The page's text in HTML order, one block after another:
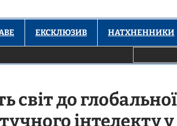
ЕКСКЛЮЗИВ НАТХНЕННИКИ
світ до
інтелекту